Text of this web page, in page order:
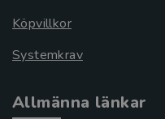
Köpvillkor
Systemkrav
Allmänna länkar